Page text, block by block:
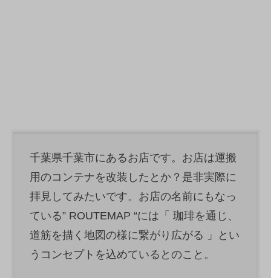
千葉県千葉市にあるお店です。お店は運搬
用のコンテナを改装したとか？是非実際に
拝見してみたいです。お店の名前にもなっ
ている” ROUTEMAP “には「 珈琲を通じ、
道筋を描く地図の様に繋がり広がる 」とい
うコンセプトを込めているとのこと。